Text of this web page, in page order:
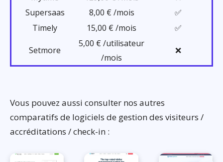
Supersaas
8,00 € /mois
✅
Timely
15,00 € /mois ✅
Setmore
5,00 € /utilisateur
/mois
❌
Vous pouvez aussi consulter nos autres
comparatifs de logiciels de gestion des visiteurs /
accréditations / check-in :